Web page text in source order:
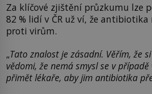
Za klíčové zjištění průzkumu lze
82 % lidí v ČR už ví, že antibiotika
proti virům.
„Tato znalost je zásadní. Věřím, že
vědomi, že nemá smysl se v
přimět lékaře, aby jim antibiotika